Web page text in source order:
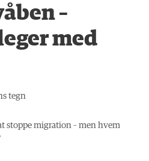
–
med
tegn
stoppe migration – men hvem